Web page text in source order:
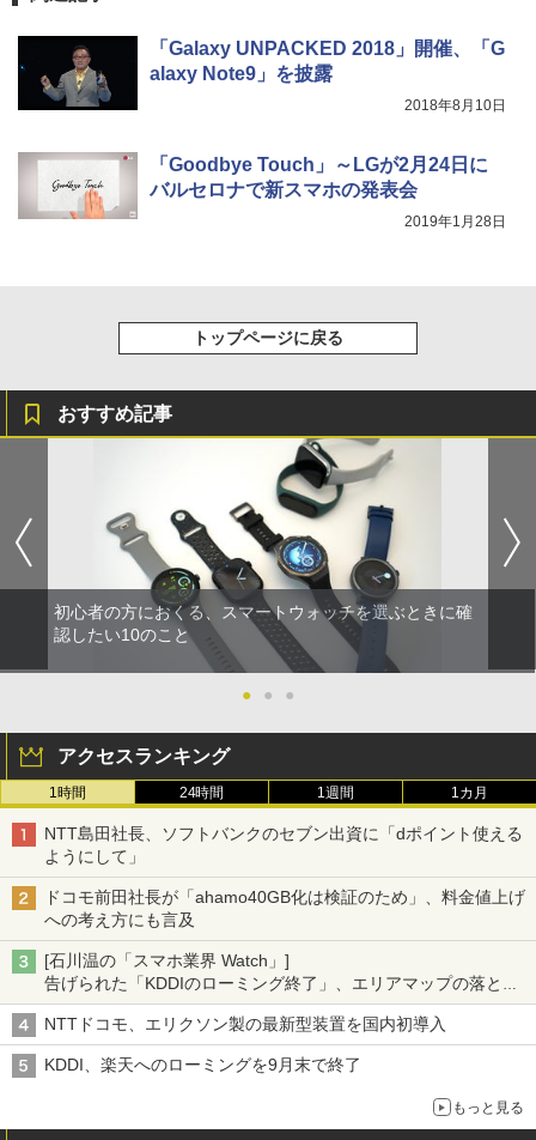
「Galaxy UNPACKED 2018」開催、「G
alaxy Note9」を披露
2018年8月10日
「Goodbye Touch」～LGが2月24日に
バルセロナで新スマホの発表会
2019年1月28日
トップページに戻る
おすすめ記事
初心者の方におくる、スマートウォッチを選ぶときに確
認したい10のこと
● ● ●
アクセスランキング
1時間 24時間 1週間 1カ月
NTT島田社長、ソフトバンクのセブン出資に「dポイント使える
ようにして」
ドコモ前田社長が「ahamo40GB化は検証のため」、料金値上げ
への考え方にも言及
[石川温の「スマホ業界 Watch」]
告げられた「KDDIのローミング終了」、エリアマップの落とし
穴と楽天モバイルの課題
NTTドコモ、エリクソン製の最新型装置を国内初導入
KDDI、楽天へのローミングを9月末で終了
もっと見る